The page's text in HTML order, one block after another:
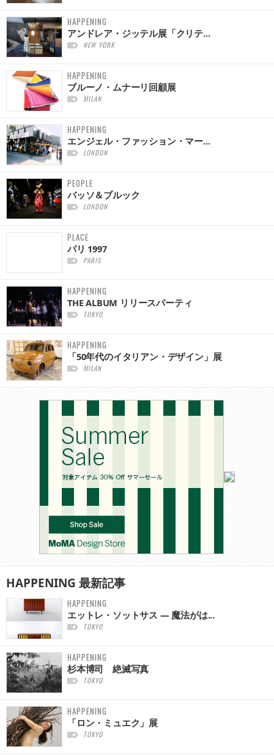
HAPPENING
アンドレア・ジッテル展「クリテ...
NEW YORK
HAPPENING
ブルーノ・ムナーリ回顧展
MILAN
HAPPENING
エンジェル・ファッション・マー...
LONDON
PEOPLE
バッソ＆ブルック
LONDON
PLACE
パリ 1997
PARIS
HAPPENING
THE ALBUM リリースパーティ
TOKYO
HAPPENING
「50年代のイタリアン・デザイン」展
MILAN
HAPPENING 最新記事
HAPPENING
エットレ・ソットサス — 魔法がは...
TOKYO
HAPPENING
杉本博司 絶滅写真
TOKYO
HAPPENING
「ロン・ミュエク」展
TOKYO